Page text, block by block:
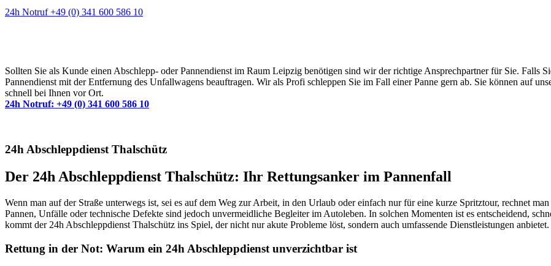
24h Notruf +49 (0) 341 600 586 10
Sollten Sie als Kunde einen Abschlepp- oder Pannendienst im Raum Leipzig benötigen sind wir der richtige Ansprechpartner für Sie. Falls
Pannendienst mit der Entfernung des Unfallwagens beauftragen. Wir als Profi schleppen Sie im Fall einer Panne gern ab. Sie können auf
schnell bei Ihnen vor Ort.
24h Notruf: +49 (0) 341 600 586 10
24h Abschleppdienst Thalschütz
Der 24h Abschleppdienst Thalschütz: Ihr Rettungsanker im Pannenfall
Wenn man auf der Straße unterwegs ist, sei es auf dem Weg zur Arbeit, in den Urlaub oder einfach nur für eine kurze Spritztour, rechnet
Pannen, Unfälle oder technische Defekte sind jedoch unvermeidliche Begleiter im Autoleben. In solchen Momenten ist es entscheidend,
kommt der 24h Abschleppdienst Thalschütz ins Spiel, der nicht nur akute Probleme löst, sondern auch umfassende Dienstleistungen anbietet.
Rettung in der Not: Warum ein 24h Abschleppdienst unverzichtbar ist